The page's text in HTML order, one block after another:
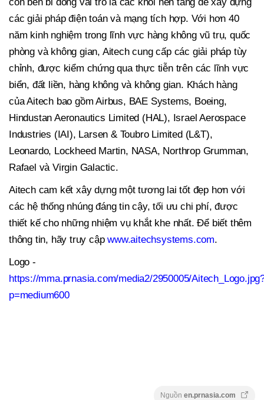
các giải pháp điện toán và mạng tích hợp. Với hơn 40
năm kinh nghiệm trong lĩnh vực hàng không vũ trụ, quốc
phòng và không gian, Aitech cung cấp các giải pháp tùy
chỉnh, được kiểm chứng qua thực tiễn trên các lĩnh vực
biển, đất liền, hàng không và không gian. Khách hàng
của Aitech bao gồm Airbus, BAE Systems, Boeing,
Hindustan Aeronautics Limited (HAL), Israel Aerospace
Industries (IAI), Larsen & Toubro Limited (L&T),
Leonardo, Lockheed Martin, NASA, Northrop Grumman,
Rafael và Virgin Galactic.
Aitech cam kết xây dựng một tương lai tốt đẹp hơn với
các hệ thống nhúng đáng tin cậy, tối ưu chi phí, được
thiết kế cho những nhiệm vụ khắt khe nhất. Để biết thêm
thông tin, hãy truy cậpwww.aitechsystems.com.
Logo -
https://mma.prnasia.com/media2/2950005/
p=medium600
Nguồn en.prnasia.com